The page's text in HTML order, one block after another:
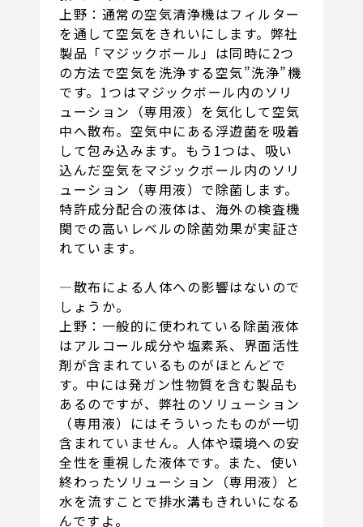
上野：通常の空気清浄機はフィルター
を通して空気をきれいにします。弊社
製品「マジックボール」は同時に2つ
の方法で空気を洗浄する空気”洗浄”機
です。1つはマジックボール内のソリ
ューション（専用液）を気化して空気
中へ散布。空気中にある浮遊菌を吸着
して包み込みます。もう1つは、吸い
込んだ空気をマジックボール内のソリ
ューション（専用液）で除菌します。
特許成分配合の液体は、海外の検査機
関での高いレベルの除菌効果が実証さ
れています。
―散布による人体への影響はないので
しょうか。
上野：一般的に使われている除菌液体
はアルコール成分や塩素系、界面活性
剤が含まれているものがほとんどで
す。中には発ガン性物質を含む製品も
あるのですが、弊社のソリューション
（専用液）にはそういったものが一切
含まれていません。人体や環境への安
全性を重視した液体です。また、使い
終わったソリューション（専用液）と
水を流すことで排水溝もきれいになる
んですよ。